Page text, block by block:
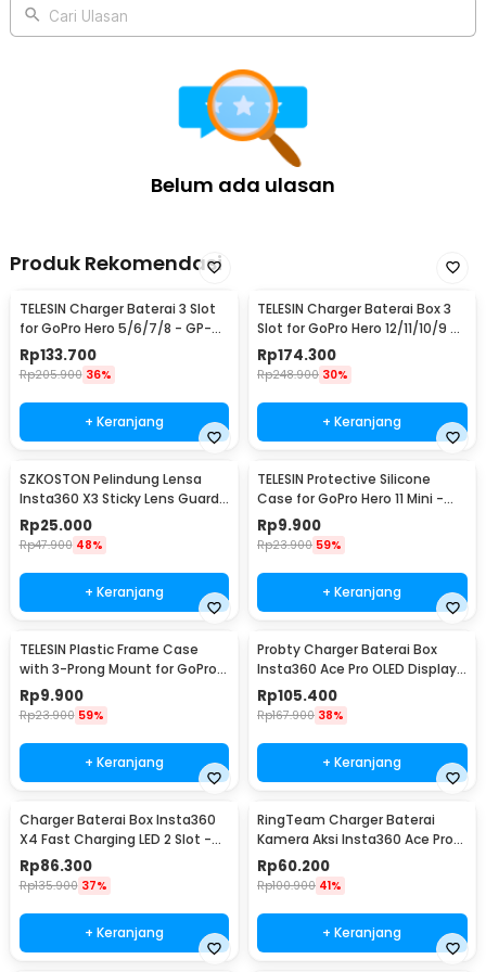
Cari Ulasan
Belum ada ulasan
Produk Rekomendasi
TELESIN Charger Baterai 3 Slot
for GoPro Hero 5/6/7/8 - GP-
BCG-502
Rp133.700
Rp205.900 36%
+ Keranjang
TELESIN Charger Baterai Box 3
Slot for GoPro Hero 12/11/10/9 -
GP-BCG-901
Rp174.300
Rp248.900 30%
+ Keranjang
SZKOSTON Pelindung Lensa
Insta360 X3 Sticky Lens Guard
Protector - SKX3
Rp25.000
Rp47.900 48%
+ Keranjang
TELESIN Protective Silicone
Case for GoPro Hero 11 Mini -
SPS-001
Rp9.900
Rp23.900 59%
+ Keranjang
TELESIN Plastic Frame Case
with 3-Prong Mount for GoPro
HERO11 Mini - FMS-002
Rp9.900
Rp23.900 59%
+ Keranjang
Probty Charger Baterai Box
Insta360 Ace Pro OLED Display
3 Slot - PRO-001
Rp105.400
Rp167.900 38%
+ Keranjang
Charger Baterai Box Insta360
X4 Fast Charging LED 2 Slot -
CH2-X4-02
Rp86.300
Rp135.900 37%
+ Keranjang
RingTeam Charger Baterai
Kamera Aksi Insta360 Ace Pro
LED 2 Slot - RT-001
Rp60.200
Rp100.900 41%
+ Keranjang